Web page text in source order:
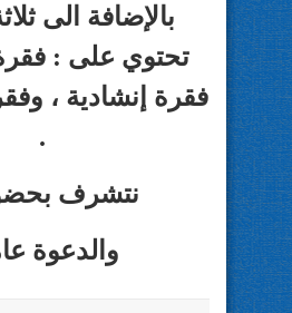
بالإضافة الى
تحتوي على :
فقرة إنشادية ،
.
نتشرف
والدعوة